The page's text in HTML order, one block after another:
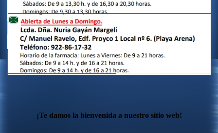
¡Te damos la bienvenida a nuestro sitio web!